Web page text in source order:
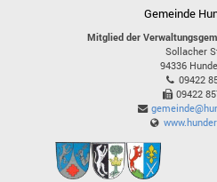
Gemeinde
Mitglied der
Sollacher
94336
09422
09422